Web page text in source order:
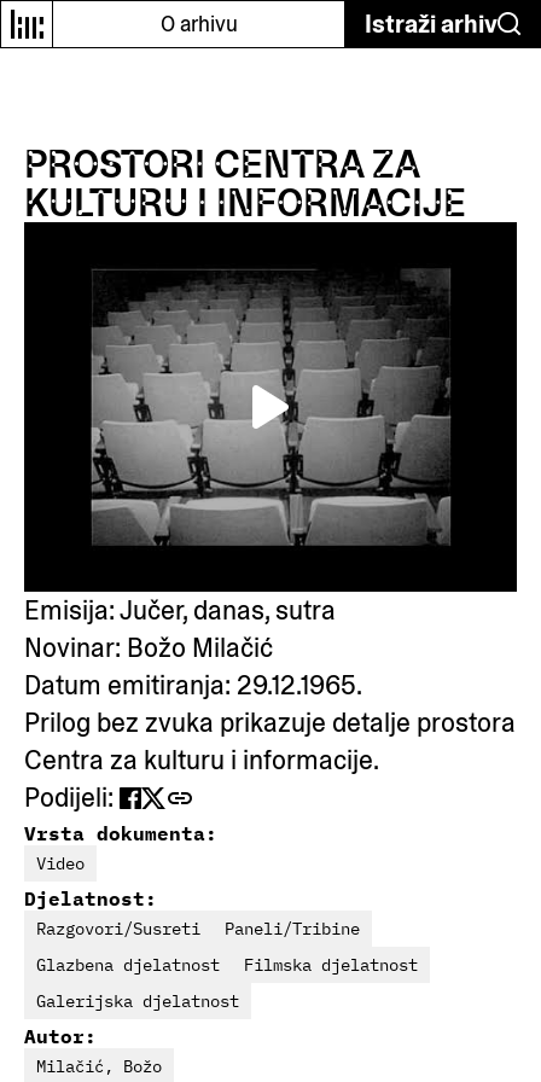
O arhivu Istraži arhiv
PROSTORI CENTRA ZA
KULTURU I INFORMACIJE
Emisija: Jučer, danas, sutra
Novinar: Božo Milačić
Datum emitiranja: 29.12.1965.
Prilog bez zvuka prikazuje detalje prostora
Centra za kulturu i informacije.
Podijeli:
Vrsta dokumenta:
Video
Djelatnost:
Razgovori/Susreti
Paneli/Tribine
Glazbena djelatnost
Filmska djelatnost
Galerijska djelatnost
Autor:
Milačić, Božo